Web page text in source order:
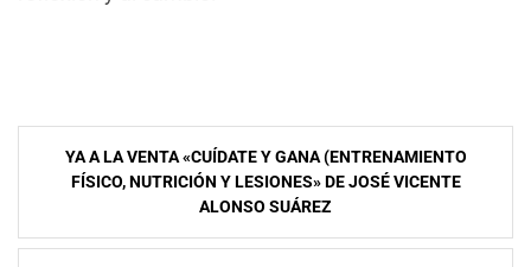
Navegación
entradas
YA A LA VENTA «CUÍDATE Y GANA (ENTRENAMIENTO
FÍSICO, NUTRICIÓN Y LESIONES» DE JOSÉ VICENTE
ALONSO SUÁREZ